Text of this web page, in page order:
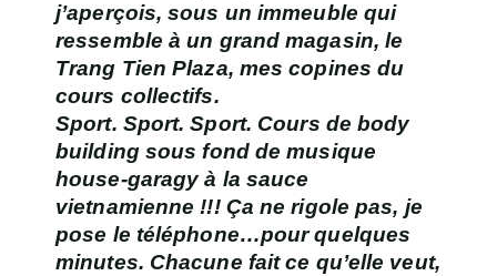
j’aperçois, sous un immeuble qui
ressemble à un grand magasin, le
Trang Tien Plaza, mes copines du
cours collectifs.
Sport. Sport. Sport. Cours de body
building sous fond de musique
house-garagy à la sauce
vietnamienne !!! Ça ne rigole pas, je
pose le téléphone…pour quelques
minutes. Chacune fait ce qu’elle veut,